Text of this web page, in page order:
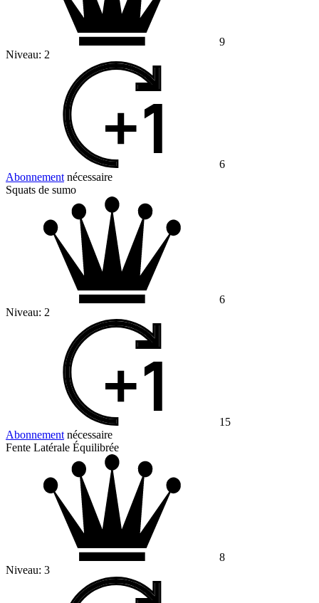
9
Niveau: 2
6
Abonnement nécessaire
Squats de sumo
6
Niveau: 2
15
Abonnement nécessaire
Fente Latérale Équilibrée
8
Niveau: 3